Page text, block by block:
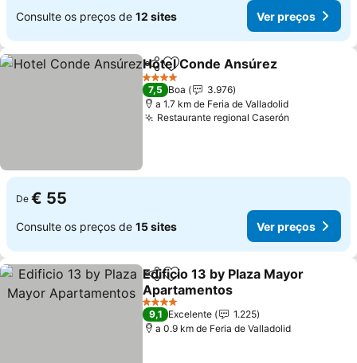
Consulte os preços de 12 sites Ver preços
PartilharAdicionar aos favoritos
Hotel Conde Ansúrez
4 Estrelas
7,5 Boa
3.976
a 1.7 km de Feria de Valladolid
Restaurante regional Caserón
De € 55
Consulte os preços de 15 sites Ver preços
PartilharAdicionar aos favoritos
Edificio 13 by Plaza Mayor
Apartamentos
4 Estrelas
9,1 Excelente
1.225
a 0.9 km de Feria de Valladolid